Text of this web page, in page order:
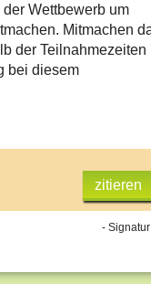
Wettbewerb um
Mitmachen
der Teilnahmezeiten
bei diesem
zitieren
-